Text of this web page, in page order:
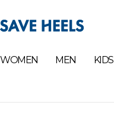
WOMEN MEN KIDS